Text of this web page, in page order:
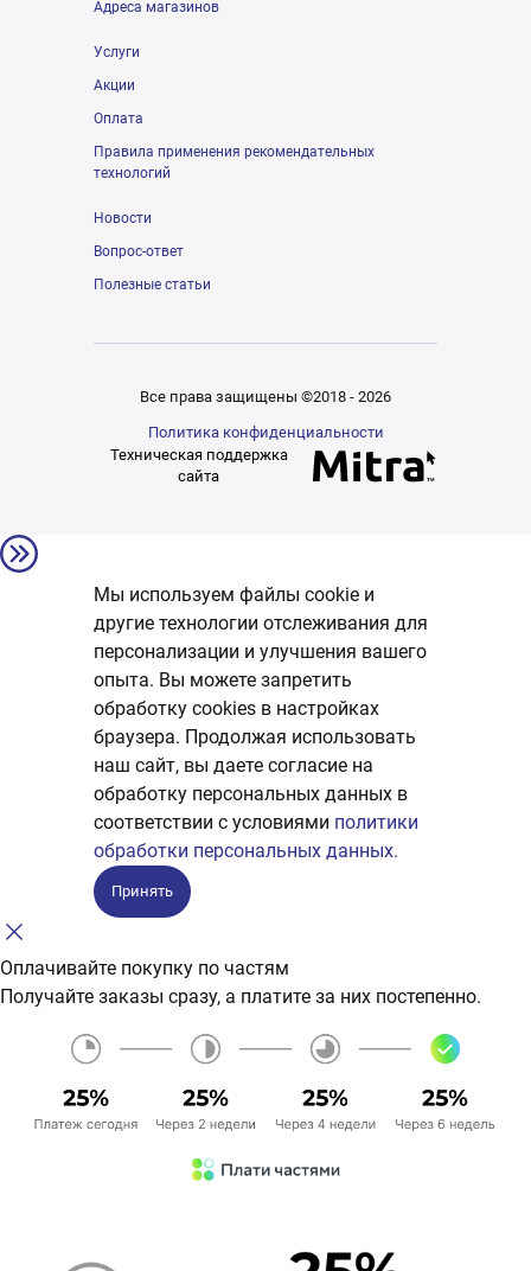
Адреса магазинов
Услуги
Акции
Оплата
Правила применения рекомендательных
технологий
Новости
Вопрос-ответ
Полезные статьи
Все права защищены ©2018 - 2026
Политика конфиденциальности
Техническая поддержка
сайта
Мы используем файлы cookie и
другие технологии отслеживания для
персонализации и улучшения вашего
опыта. Вы можете запретить
обработку сookies в настройках
браузера. Продолжая использовать
наш сайт, вы даете согласие на
обработку персональных данных в
соответствии с условиями политики
обработки персональных данных.
Принять
Оплачивайте покупку по частям
Получайте заказы сразу, а платите за них постепенно.